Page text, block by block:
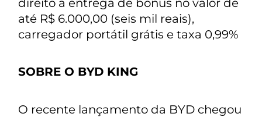
direito a entrega de bônus no valor de
até R$ 6.000,00 (seis mil reais),
carregador portátil grátis e taxa 0,99%
SOBRE O BYD KING
O recente lançamento da BYD chegou